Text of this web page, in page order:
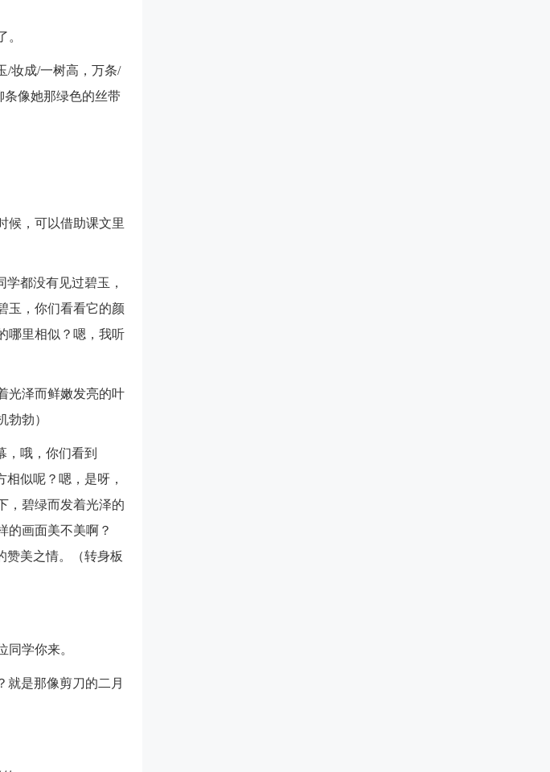
。
/妆成/一树高，万条/
条像她那绿色的丝带
候，可以借助课文里
都没有见过碧玉，
玉，你们看看它的颜
哪里相似？嗯，我听
光泽而鲜嫩发亮的叶
勃）
，哦，你们看到
似呢？嗯，是呀，
，碧绿而发着光泽的
的画面美不美啊？
赞美之情。（转身板
学你来。
就是那像剪刀的二月